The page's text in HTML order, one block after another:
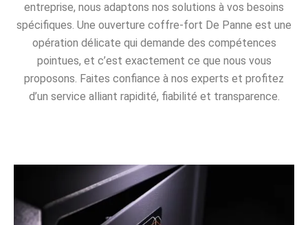
entreprise, nous adaptons nos solutions à vos besoins
spécifiques. Une ouverture coffre-fort De Panne est une
opération délicate qui demande des compétences
pointues, et c’est exactement ce que nous vous
proposons. Faites confiance à nos experts et profitez
d’un service alliant rapidité, fiabilité et transparence.